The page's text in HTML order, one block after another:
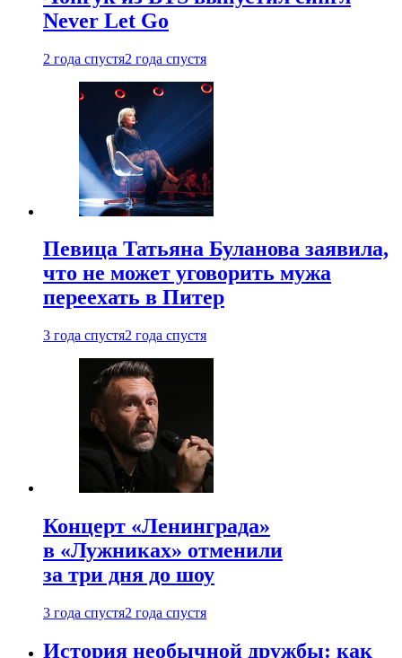
Never Let Go
2 года спустя2 года спустя
Певица Татьяна Буланова заявила,
что не может уговорить мужа
переехать в Питер
3 года спустя2 года спустя
Концерт «Ленинграда»
в «Лужниках» отменили
за три дня до шоу
3 года спустя2 года спустя
История необычной дружбы: как